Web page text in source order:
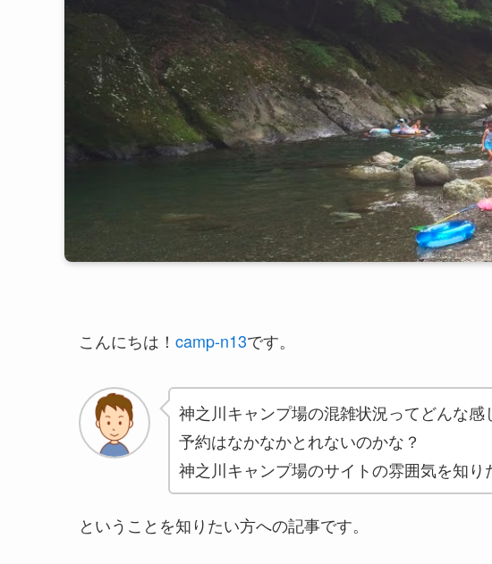
こんにちは！ camp-n13です。
神之川キャンプ場の混雑状況ってどんな感
予約はなかなかとれないのかな？
神之川キャンプ場のサイトの雰囲気を知り
ということを知りたい方への記事です。